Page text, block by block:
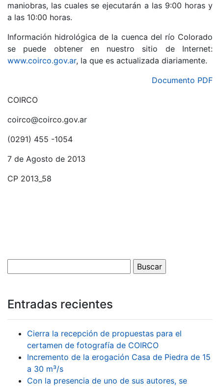
maniobras, las cuales se ejecutarán a las 9:00 horas y
a las 10:00 horas.
Información hidrológica de la cuenca del río Colorado
se puede obtener en nuestro sitio de Internet:
www.coirco.gov.ar, la que es actualizada diariamente.
Documento PDF
COIRCO
coirco@coirco.gov.ar
(0291) 455 -1054
7 de Agosto de 2013
CP 2013_58
Entradas recientes
Cierra la recepción de propuestas para el
certamen de fotografía de COIRCO
Incremento de la erogación Casa de Piedra de 15
a 30 m³/s
Con la presencia de uno de sus autores, se